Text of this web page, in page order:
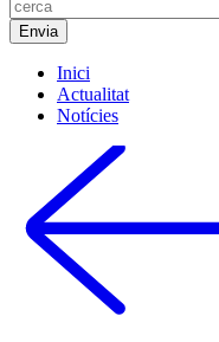
Inici
Actualitat
Notícies